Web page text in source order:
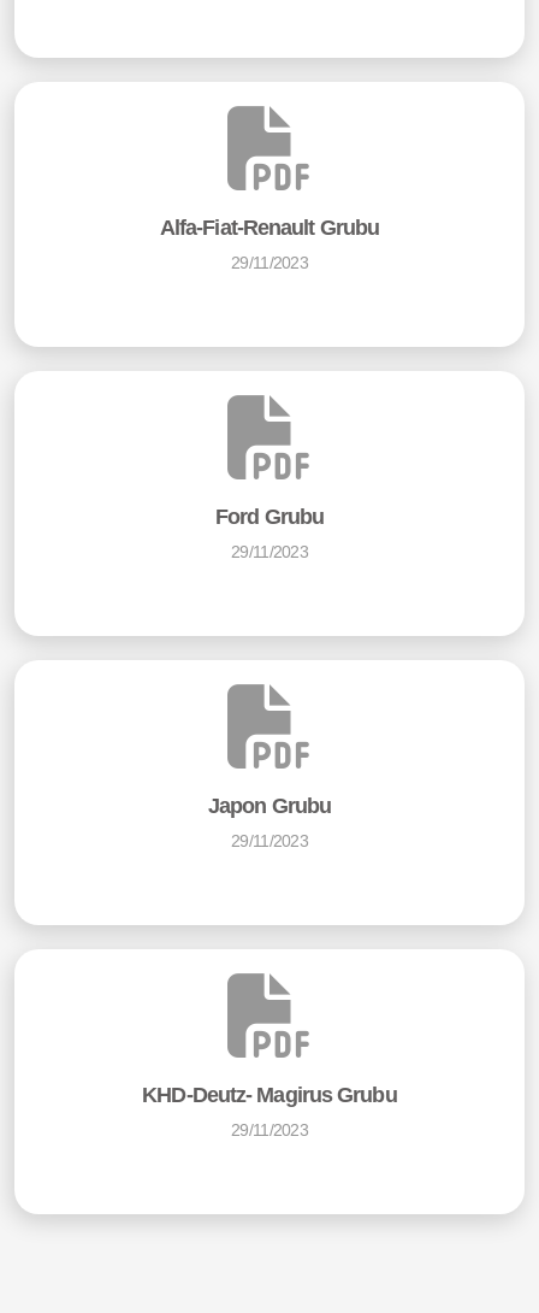
Alfa-Fiat-Renault Grubu
29/11/2023
Ford Grubu
29/11/2023
Japon Grubu
29/11/2023
KHD-Deutz- Magirus Grubu
29/11/2023